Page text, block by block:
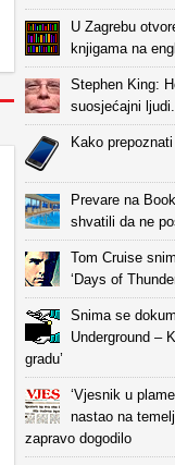
U Zagrebu
knjigama na
Stephen King:
suosjećajni
Kako
Prevare na
shvatili da ne
Tom Cruise
‘Days of
Snima se
Underground –
gradu’
‘Vjesnik u
nastao na
zapravo dogodilo